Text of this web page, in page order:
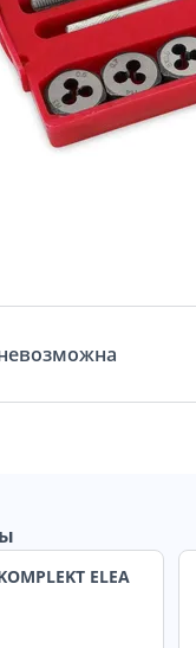
ELEA